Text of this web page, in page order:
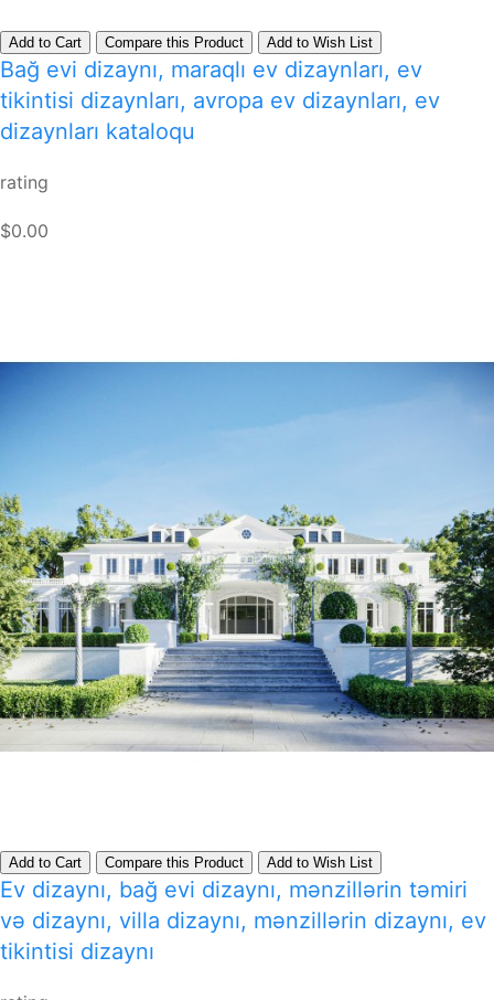
Add to Cart Compare this Product Add to Wish List
Bağ evi dizaynı, maraqlı ev dizaynları, ev
tikintisi dizaynları, avropa ev dizaynları, ev
dizaynları kataloqu
rating
$0.00
Add to Cart Compare this Product Add to Wish List
Ev dizaynı, bağ evi dizaynı, mənzillərin təmiri
və dizaynı, villa dizaynı, mənzillərin dizaynı, ev
tikintisi dizaynı